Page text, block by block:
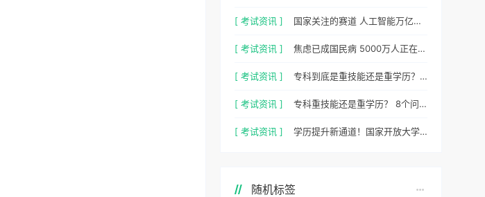
[ 考试资讯 ] 国家关注的赛道 人工智能万亿风口，你站上去了吗？
[ 考试资讯 ] 焦虑已成国民病 5000万人正在焦虑 心理咨询师 130万缺口等你填
[ 考试资讯 ] 专科到底是重技能还是重学历？ 2026最新数据，说得很清楚了
[ 考试资讯 ] 专科重技能还是重学历？ 8个问题，帮你一次性想清楚
[ 考试资讯 ] 学历提升新通道！国家开放大学 2026 年官方招生简章正式出炉
随机标签